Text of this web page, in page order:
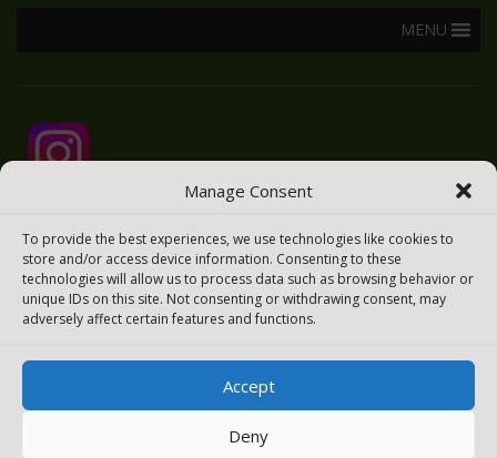
Manage Consent
To provide the best experiences, we use technologies like cookies to
store and/or access device information. Consenting to these
technologies will allow us to process data such as browsing behavior or
unique IDs on this site. Not consenting or withdrawing consent, may
adversely affect certain features and functions.
Accept
Deny
MENU